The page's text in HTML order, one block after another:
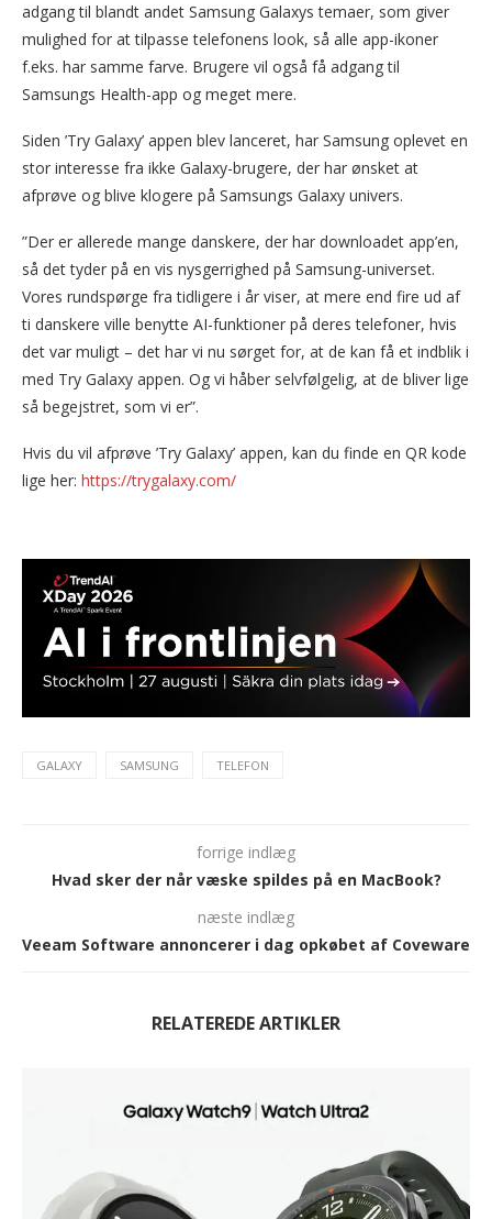
adgang til blandt andet Samsung Galaxys temaer, som giver
mulighed for at tilpasse telefonens look, så alle app-ikoner
f.eks. har samme farve. Brugere vil også få adgang til
Samsungs Health-app og meget mere.
Siden ’Try Galaxy’ appen blev lanceret, har Samsung oplevet en
stor interesse fra ikke Galaxy-brugere, der har ønsket at
afprøve og blive klogere på Samsungs Galaxy univers.
”Der er allerede mange danskere, der har downloadet app’en,
så det tyder på en vis nysgerrighed på Samsung-universet.
Vores rundspørge fra tidligere i år viser, at mere end fire ud af
ti danskere ville benytte AI-funktioner på deres telefoner, hvis
det var muligt – det har vi nu sørget for, at de kan få et indblik i
med Try Galaxy appen. Og vi håber selvfølgelig, at de bliver lige
så begejstret, som vi er”.
Hvis du vil afprøve ’Try Galaxy’ appen, kan du finde en QR kode
lige her: https://trygalaxy.com/
GALAXY SAMSUNG TELEFON
forrige indlæg
Hvad sker der når væske spildes på en MacBook?
næste indlæg
Veeam Software annoncerer i dag opkøbet af Coveware
RELATEREDE ARTIKLER